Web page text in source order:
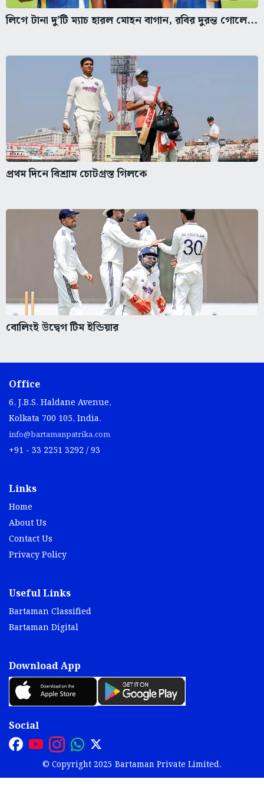
লিগে টানা দু’টি ম্যাচ হারল মোহন বাগান, রবির দুরন্ত গোলে...
প্রথম দিনে বিশ্রাম চোটগ্রস্ত গিলকে
বোলিংই উদ্বেগ টিম ইন্ডিয়ার
Office
6, J.B.S. Haldane Avenue,
Kolkata 700 105, India.
info@bartamanpatrika.com
+91 - 33 2251 3292 / 93
Links
Home
About Us
Contact Us
Privacy Policy
Useful Links
Bartaman Classified
Bartaman Digital
Download App
Social
© Copyright 2025 Bartaman Private Limited.